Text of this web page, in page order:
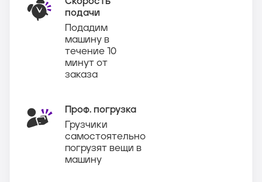
подачи
Подадим
машину в
течение 10
минут от
заказа
Проф. погрузка
Грузчики
самостоятельно
погрузят вещи в
машину